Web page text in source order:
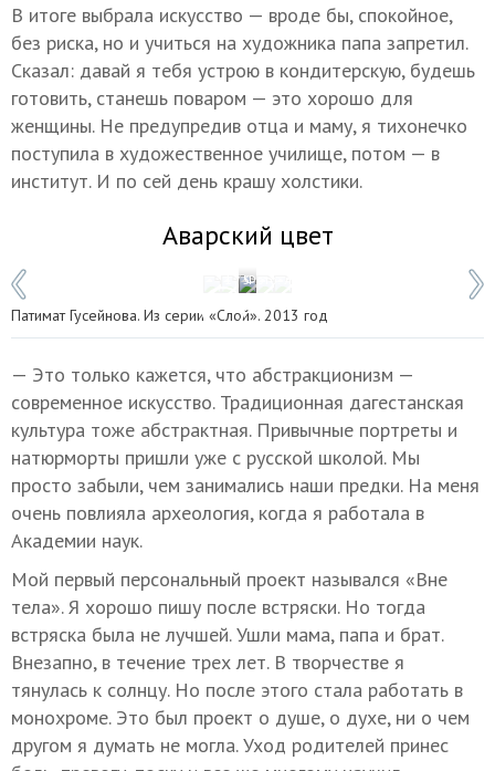
В итоге выбрала искусство — вроде бы, спокойное,
без риска, но и учиться на художника папа запретил.
Сказал: давай я тебя устрою в кондитерскую, будешь
готовить, станешь поваром — это хорошо для
женщины. Не предупредив отца и маму, я тихонечко
поступила в художественное училище, потом — в
институт. И по сей день крашу холстики.
Аварский цвет
Фото: личный архив Патимат
1 / 5
Патимат Гусейнова. Из серии «Слой». 2013 год
— Это только кажется, что абстракционизм —
современное искусство. Традиционная дагестанская
культура тоже абстрактная. Привычные портреты и
натюрморты пришли уже с русской школой. Мы
просто забыли, чем занимались наши предки. На меня
очень повлияла археология, когда я работала в
Академии наук.
Мой первый персональный проект назывался «Вне
тела». Я хорошо пишу после встряски. Но тогда
встряска была не лучшей. Ушли мама, папа и брат.
Внезапно, в течение трех лет. В творчестве я
тянулась к солнцу. Но после этого стала работать в
монохроме. Это был проект о душе, о духе, ни о чем
другом я думать не могла. Уход родителей принес